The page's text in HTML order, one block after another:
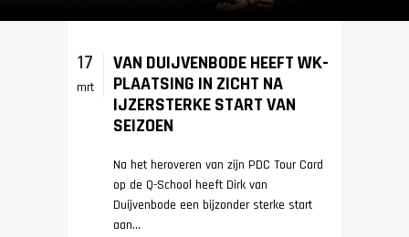
17
mrt
VAN DUIJVENBODE HEEFT WK-
PLAATSING IN ZICHT NA
IJZERSTERKE START VAN
SEIZOEN
Na het heroveren van zijn PDC Tour Card
op de Q-School heeft Dirk van
Duijvenbode een bijzonder sterke start
aan...